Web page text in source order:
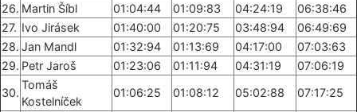
26. Martin Šíbl 01:04:44 01:09:83 04:24:19
06:38:46
27. Ivo Jirásek 01:40:00 01:20:75 03:48:94
06:49:69
28. Jan Mandl 01:32:94 01:13:69 04:17:00
07:03:63
29. Petr Jaroš 01:23:06 01:11:94 04:31:19
07:06:19
30.
Tomáš
Kostelníček
01:06:25 01:08:12 05:02:88 07:17:25